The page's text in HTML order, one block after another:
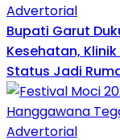
Advertorial
Bupati Garut
Kesehatan,
Status Jadi
Advertorial